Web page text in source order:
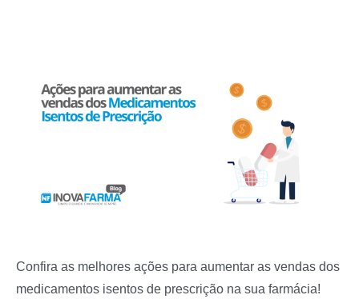
Confira as melhores ações para aumentar as vendas dos
medicamentos isentos de prescrição na sua farmácia!